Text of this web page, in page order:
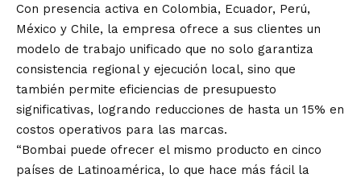
Con presencia activa en Colombia, Ecuador, Perú,
México y Chile, la empresa ofrece a sus clientes un
modelo de trabajo unificado que no solo garantiza
consistencia regional y ejecución local, sino que
también permite eficiencias de presupuesto
significativas, logrando reducciones de hasta un 15% en
costos operativos para las marcas.
“Bombai puede ofrecer el mismo producto en cinco
países de Latinoamérica, lo que hace más fácil la